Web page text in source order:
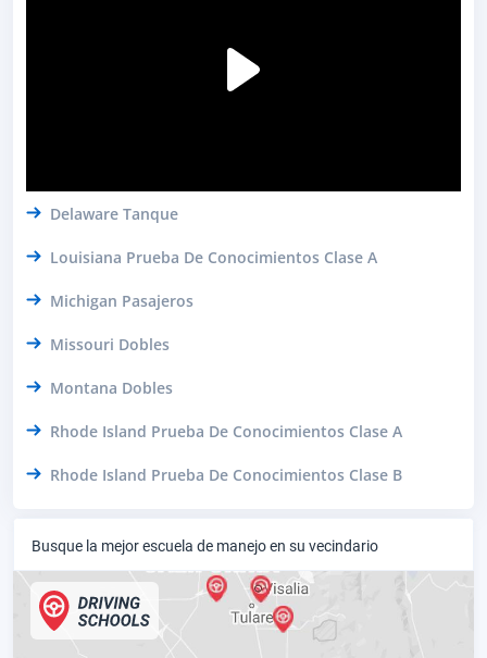
Delaware Tanque
Louisiana Prueba De Conocimientos Clase A
Michigan Pasajeros
Missouri Dobles
Montana Dobles
Rhode Island Prueba De Conocimientos Clase A
Rhode Island Prueba De Conocimientos Clase B
Busque la mejor escuela de manejo en su vecindario